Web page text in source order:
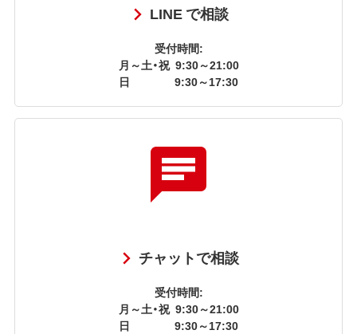
LINE で相談
受付時間:
月～土・祝 9:30～21:00
日
9:30～17:30
チャットで相談
受付時間:
月～土・祝 9:30～21:00
日
9:30～17:30